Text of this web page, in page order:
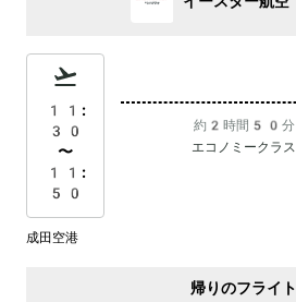
11:
30
〜
11:
50
約2時間50分
エコノミークラス
成田空港
帰りのフライト